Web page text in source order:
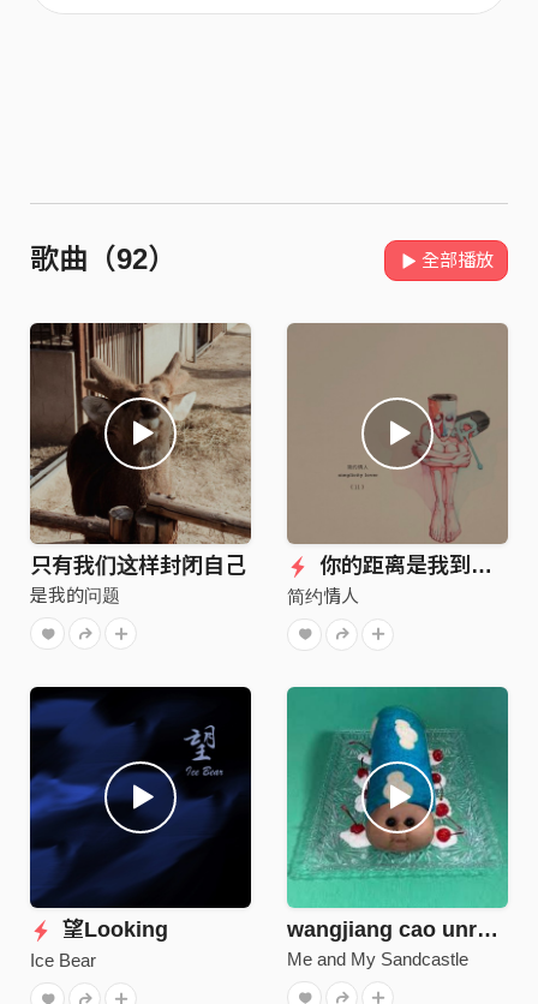
歌曲（92） 全部播放
只有我们这样封闭自己
是我的问题
你的距离是我到不了的远方（二重奏版）
简约情人
望Looking
Ice Bear
wangjiang cao unrelated
Me and My Sandcastle